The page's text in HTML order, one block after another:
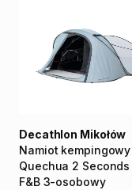
Namiot kempingowy
Quechua 2 Seconds
F&B 3-osobowy
Decathlon Mikołów